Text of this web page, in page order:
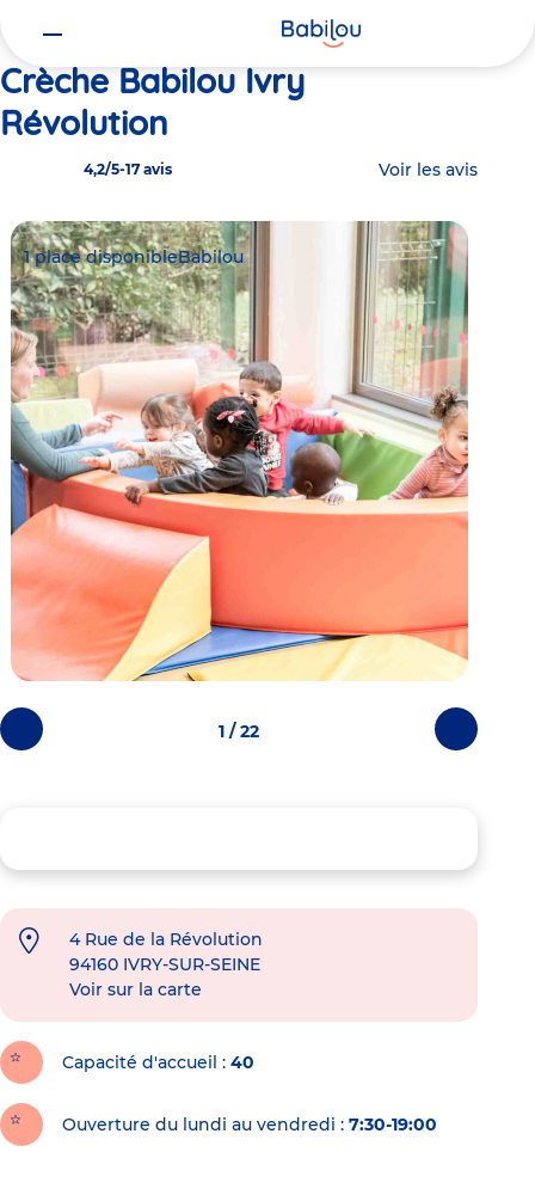
Crèche Babilou Ivry
Révolution
4,2/5-17 avis Voir les avis
Photos
précédentes
Photos
suivantes
1 place disponibleBabilou
1 / 22
4 Rue de la Révolution
94160 IVRY-SUR-SEINE
Voir sur la carte
Capacité d'accueil 40
Ouverture du lundi au vendredi : 7:30-19:00